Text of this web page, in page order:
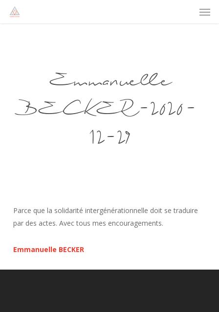
Emmanuelle
BECKER-2020-
12-29
Parce que la solidarité intergénérationnelle doit se traduire
par des actes. Avec tous mes encouragements.
Emmanuelle BECKER